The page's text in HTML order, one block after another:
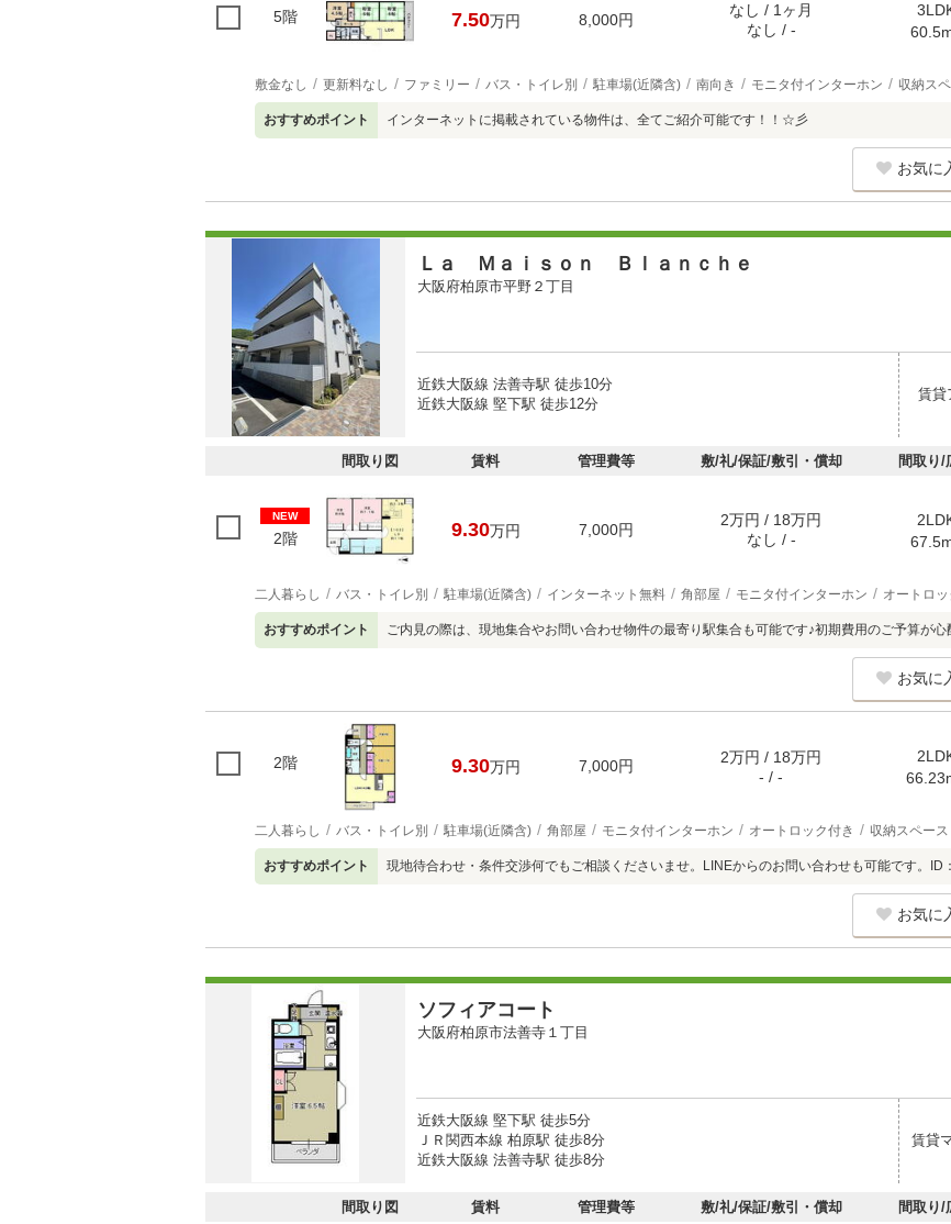
5階 7.50万円 8,000円
なし / 1ヶ月
なし / -
敷金なし 更新料なし ファミリー バス・トイレ別 駐車場(近隣含) 南向き モニタ付インターホン 収納ス
おすすめポイント インターネットに掲載されている物件は、全てご紹介可能です！！☆彡
お気に
Ｌａ Ｍａｉｓｏｎ Ｂｌａｎｃｈｅ
大阪府柏原市平野２丁目
近鉄大阪線 法善寺駅 徒歩10分
近鉄大阪線 堅下駅 徒歩12分
賃貸
間取り図 賃料 管理費等 敷/礼/保証/敷引・償却 間取り/
NEW
2階 9.30万円 7,000円
2万円 / 18万円
なし / -
二人暮らし バス・トイレ別 駐車場(近隣含) インターネット無料 角部屋 モニタ付インターホン オートロッ
おすすめポイント ご内見の際は、現地集合やお問い合わせ物件の最寄り駅集合も可能です♪初期費用のご予算が
お気に
2階 9.30万円 7,000円
2万円 / 18万円
- / -
二人暮らし バス・トイレ別 駐車場(近隣含) 角部屋 モニタ付インターホン オートロック付き 収納スペース
おすすめポイント 現地待合わせ・条件交渉何でもご相談くださいませ。LINEからのお問い合わせも可能です。ID
お気に
ソフィアコート
大阪府柏原市法善寺１丁目
近鉄大阪線 堅下駅 徒歩5分
ＪＲ関西本線 柏原駅 徒歩8分
近鉄大阪線 法善寺駅 徒歩8分
賃貸
間取り図 賃料 管理費等 敷/礼/保証/敷引・償却 間取り/